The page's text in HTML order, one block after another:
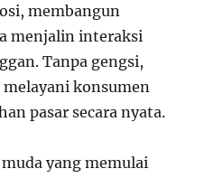
membangun
menjalin interaksi
Tanpa gengsi,
konsumen
pasar secara nyata.
yang memulai